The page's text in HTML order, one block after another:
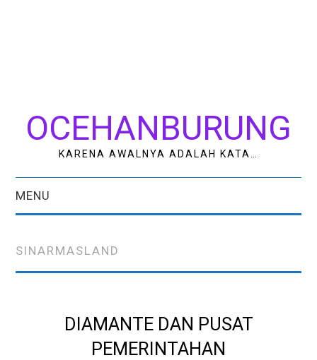
OCEHANBURUNG
KARENA AWALNYA ADALAH KATA…
MENU
GALERI FOTO BAPAK
SINARMASLAND
DIAMANTE DAN PUSAT
PEMERINTAHAN